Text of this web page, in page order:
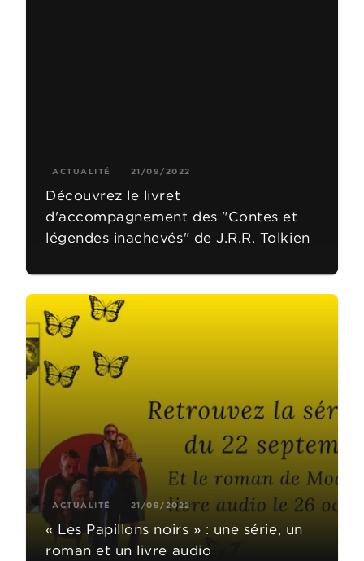
ACTUALITÉ 21/09/2022
Découvrez le livret
d'accompagnement des "Contes et
légendes inachevés" de J.R.R. Tolkien
ACTUALITÉ 21/09/2022
« Les Papillons noirs » : une série, un
roman et un livre audio